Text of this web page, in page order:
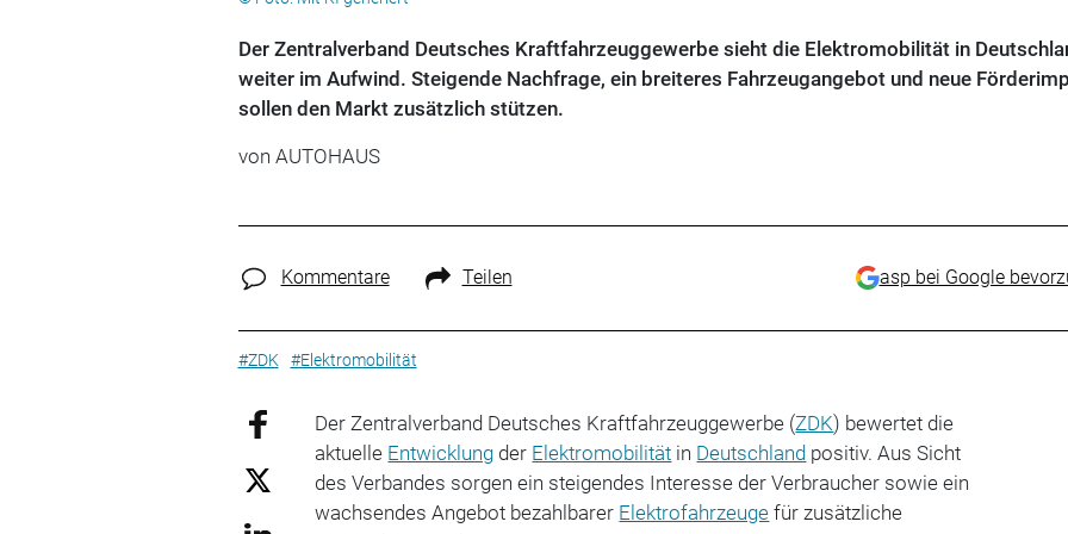
Der Zentralverband Deutsches Kraftfahrzeuggewerbe sieht die Elektromobilität in
weiter im Aufwind. Steigende Nachfrage, ein breiteres Fahrzeugangebot und neue
sollen den Markt zusätzlich stützen.
von AUTOHAUS
Kommentare Teilen asp bei Google
#ZDK #Elektromobilität
Der Zentralverband Deutsches Kraftfahrzeuggewerbe (ZDK) bewertet die
aktuelle Entwicklung der Elektromobilität in Deutschland positiv. Aus Sicht
des Verbandes sorgen ein steigendes Interesse der Verbraucher sowie ein
wachsendes Angebot bezahlbarer Elektrofahrzeuge für zusätzliche